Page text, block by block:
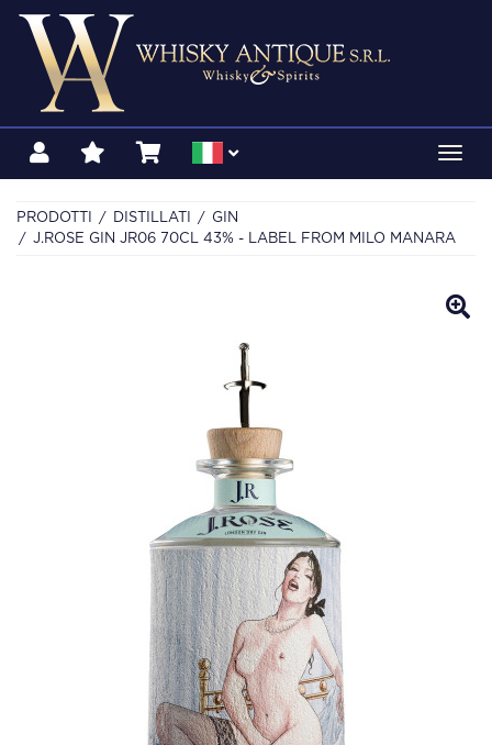
PRODOTTI DISTILLATI
GIN
J.ROSE GIN JR06 70CL 43% - LABEL FROM MILO MANARA